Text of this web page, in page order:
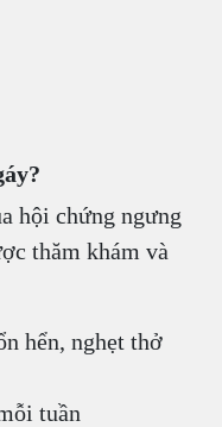
hội chứng ngưng
thăm khám và
hển, nghẹt thở
tuần